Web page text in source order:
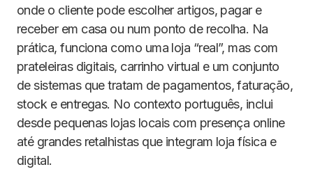
onde o cliente pode escolher artigos, pagar e
receber em casa ou num ponto de recolha. Na
prática, funciona como uma loja “real”, mas com
prateleiras digitais, carrinho virtual e um conjunto
de sistemas que tratam de pagamentos, faturação,
stock e entregas. No contexto português, inclui
desde pequenas lojas locais com presença online
até grandes retalhistas que integram loja física e
digital.